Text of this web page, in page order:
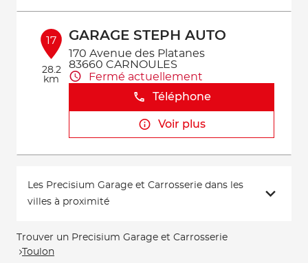
17
28.2
km
GARAGE STEPH AUTO
170 Avenue des Platanes
83660 CARNOULES
Fermé actuellement
Téléphone
Voir plus
Les Precisium Garage et Carrosserie dans les
villes à proximité
Trouver un Precisium Garage et Carrosserie
Toulon